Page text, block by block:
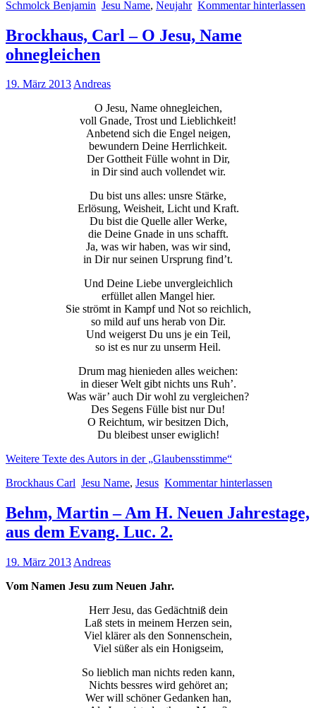
Schmolck Benjamin Jesu Name, Neujahr Kommentar hinterlassen
Brockhaus, Carl – O Jesu, Name
ohnegleichen
19. März 2013Andreas
O Jesu, Name ohnegleichen,
voll Gnade, Trost und Lieblichkeit!
Anbetend sich die Engel neigen,
bewundern Deine Herrlichkeit.
Der Gottheit Fülle wohnt in Dir,
in Dir sind auch vollendet wir.
Du bist uns alles: unsre Stärke,
Erlösung, Weisheit, Licht und Kraft.
Du bist die Quelle aller Werke,
die Deine Gnade in uns schafft.
Ja, was wir haben, was wir sind,
in Dir nur seinen Ursprung find’t.
Und Deine Liebe unvergleichlich
erfüllet allen Mangel hier.
Sie strömt in Kampf und Not so reichlich,
so mild auf uns herab von Dir.
Und weigerst Du uns je ein Teil,
so ist es nur zu unserm Heil.
Drum mag hienieden alles weichen:
in dieser Welt gibt nichts uns Ruh’.
Was wär’ auch Dir wohl zu vergleichen?
Des Segens Fülle bist nur Du!
O Reichtum, wir besitzen Dich,
Du bleibest unser ewiglich!
Weitere Texte des Autors in der „Glaubensstimme“
Brockhaus Carl Jesu Name, Jesus Kommentar hinterlassen
Behm, Martin – Am H. Neuen Jahrestage,
aus dem Evang. Luc. 2.
19. März 2013 Andreas
Vom Namen Jesu zum Neuen Jahr.
Herr Jesu, das Gedächtniß dein
Laß stets in meinem Herzen sein,
Viel klärer als den Sonnenschein,
Viel süßer als ein Honigseim,
So lieblich man nichts reden kann,
Nichts bessres wird gehöret an;
Wer will schöner Gedanken han,